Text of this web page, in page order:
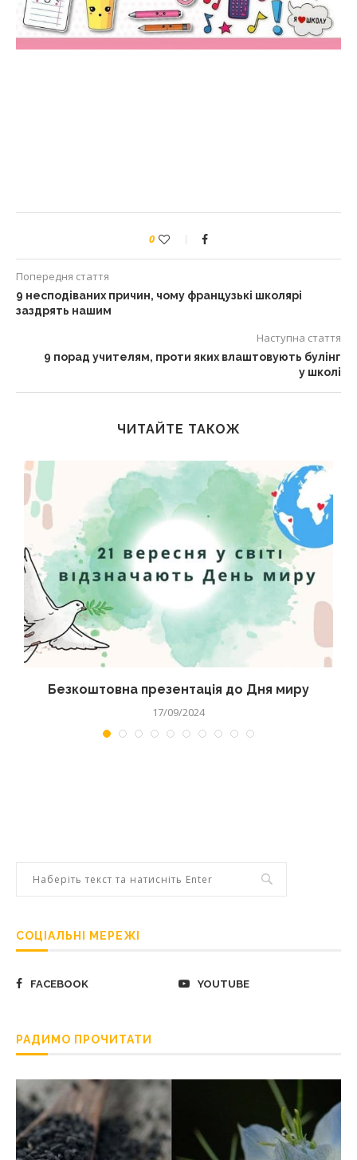
0
Попередня стаття
9 несподіваних причин, чому французькі школярі
заздрять нашим
Наступна стаття
9 порад учителям, проти яких влаштовують булінг
у школі
ЧИТАЙТЕ ТАКОЖ
Безкоштовна презентація до Дня миру
17/09/2024
СОЦІАЛЬНІ МЕРЕЖІ
FACEBOOK YOUTUBE
РАДИМО ПРОЧИТАТИ